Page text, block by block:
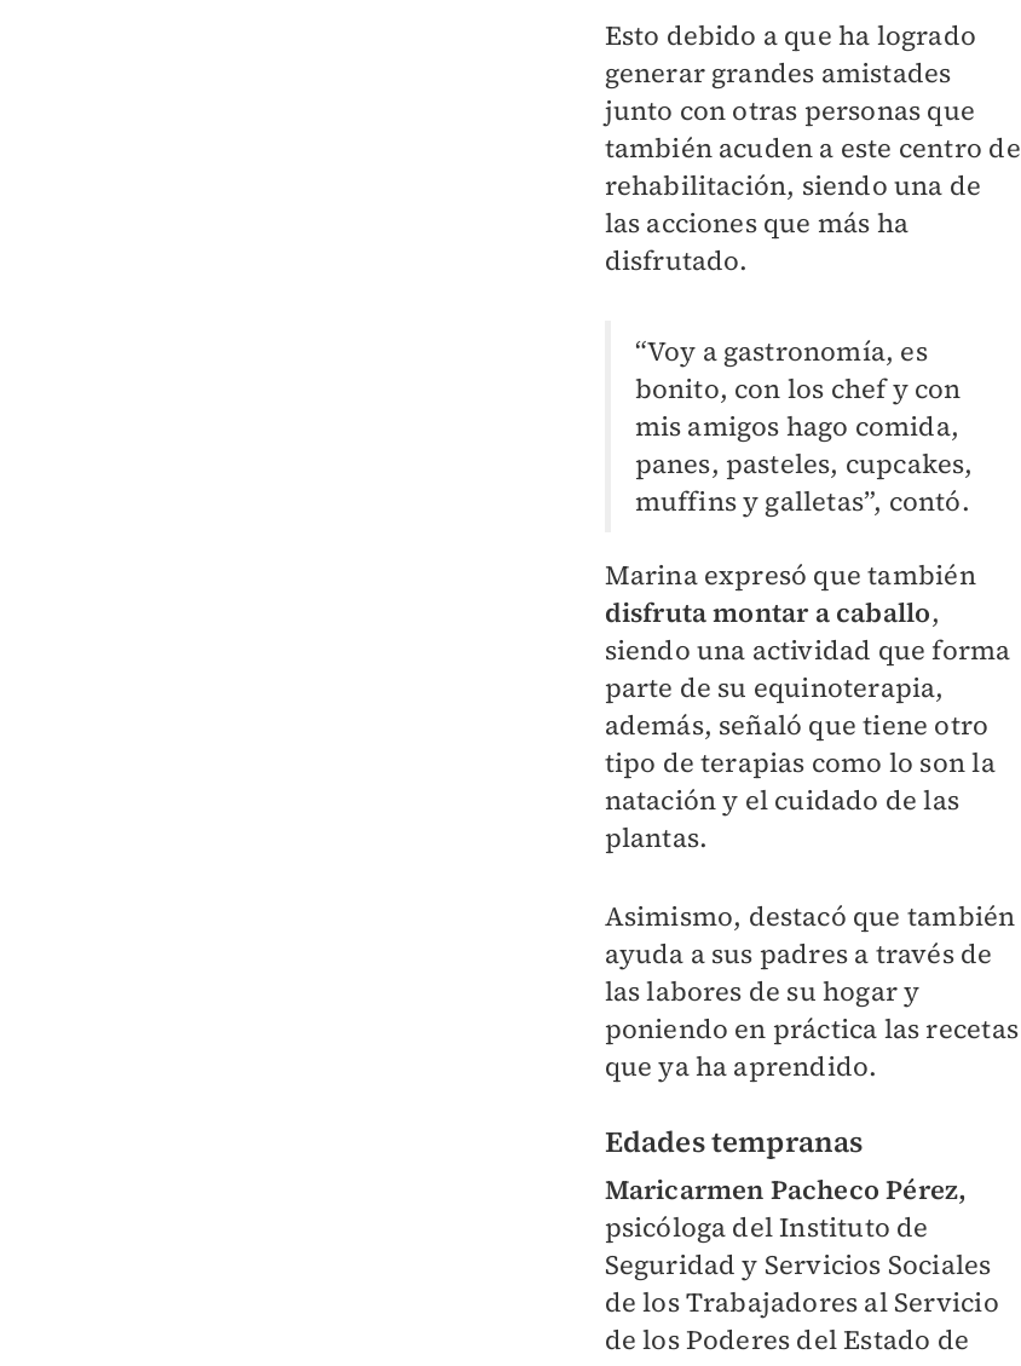
Esto debido a que ha logrado
generar grandes amistades
junto con otras personas que
también acuden a este centro de
rehabilitación, siendo una de
las acciones que más ha
disfrutado.
“Voy a gastronomía, es
bonito, con los chef y con
mis amigos hago comida,
panes, pasteles, cupcakes,
muffins y galletas”, contó.
Marina expresó que también
disfruta montar a caballo,
siendo una actividad que forma
parte de su equinoterapia,
además, señaló que tiene otro
tipo de terapias como lo son la
natación y el cuidado de las
plantas.
Asimismo, destacó que también
ayuda a sus padres a través de
las labores de su hogar y
poniendo en práctica las recetas
que ya ha aprendido.
Edades tempranas
Maricarmen Pacheco Pérez,
psicóloga del Instituto de
Seguridad y Servicios Sociales
de los Trabajadores al Servicio
de los Poderes del Estado de